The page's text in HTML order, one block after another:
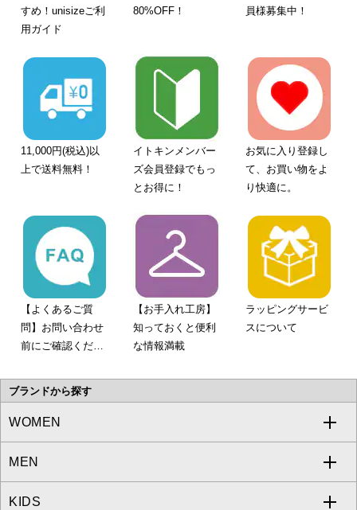
すめ！unisizeご利
用ガイド
80%OFF！
員様募集中！
11,000円(税込)以
上で送料無料！
イトキンメンバー
ズ会員登録でもっ
とお得に！
お気に入り登録し
て、お買い物をよ
り快適に。
【よくあるご質
問】お問い合わせ
前にご確認くださ
【お手入れ工房】
知っておくと便利
な情報満載
ラッピングサービ
スについて
ブランドから探す
WOMEN
a.v.v
MICHEL KLEIN
MEN
a.v.v
KIDS